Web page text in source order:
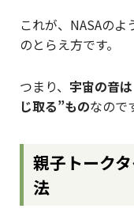
これが、NASAの
のとらえ方です。
つまり、 宇宙の音
じ取る”ものなので
親子トーク
法